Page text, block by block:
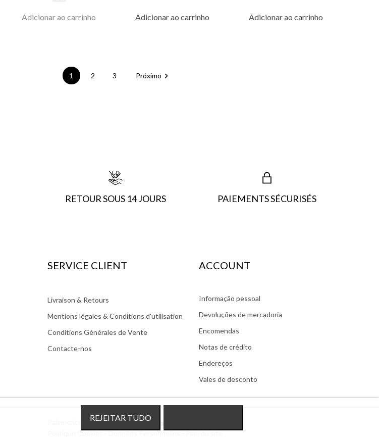
Adicionar ao carrinho Adicionar ao carrinho Adicionar ao carrinho
1 2 3 Próximo 
RETOUR SOUS 14 JOURS PAIEMENTS SÉCURISÉS
SERVICE CLIENT
Livraison & Retours
Mentions légales & Conditions d'utilisation
Conditions Générales de Vente
Contacte-nos
ACCOUNT
Informação pessoal
Devoluções de mercadoria
Encomendas
Notas de crédito
Endereços
Vales de desconto
REJEITAR TUDO
Paiements sécurisés :
Politique Cookies-Données Personnelles-Plan du site